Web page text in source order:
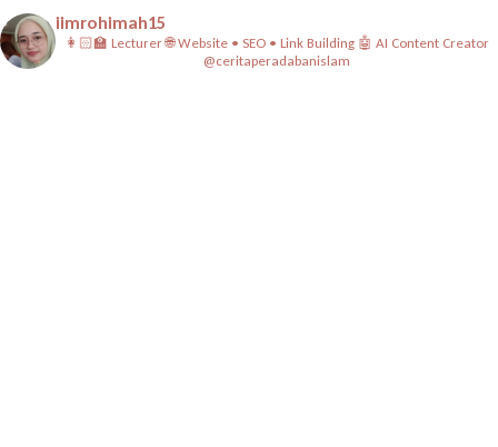
iimrohimah15
👩🏻‍🏫 Lecturer🌐 Website • SEO • Link Building 🤖 AI Content Creator
@ceritaperadabanislam